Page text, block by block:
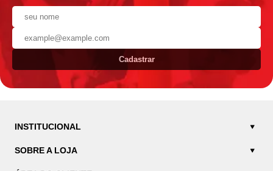
Cadastrar
INSTITUCIONAL
SOBRE A LOJA